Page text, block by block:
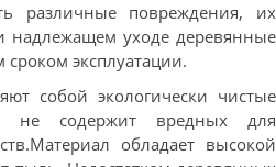
различные повреждения, их
надлежащем уходе деревянные
эксплуатации.
собой экологически чистые
не содержит вредных для
обладает высокой